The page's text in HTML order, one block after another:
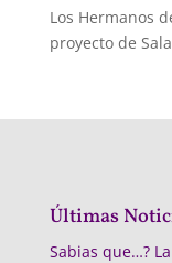
Los Hermanos
proyecto de
Últimas
Sabias que…?